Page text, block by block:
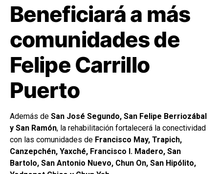
Beneficiará a más
comunidades de
Felipe Carrillo
Puerto
Además de San José Segundo, San Felipe Berriozábal
y San Ramón, la rehabilitación fortalecerá la conectividad
con las comunidades de Francisco May, Trapich,
Canzepchén, Yaxché, Francisco I. Madero, San
Bartolo, San Antonio Nuevo, Chun On, San Hipólito,